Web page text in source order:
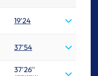
19'24
37'54
37'26''